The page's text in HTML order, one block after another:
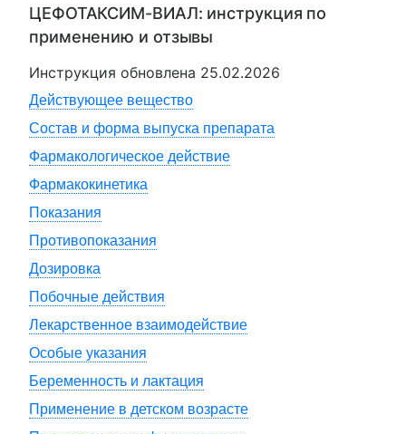
ЦЕФОТАКСИМ-ВИАЛ: инструкция по
применению и отзывы
Инструкция обновлена 25.02.2026
Действующее вещество
Состав и форма выпуска препарата
Фармакологическое действие
Фармакокинетика
Показания
Противопоказания
Дозировка
Побочные действия
Лекарственное взаимодействие
Особые указания
Беременность и лактация
Применение в детском возрасте